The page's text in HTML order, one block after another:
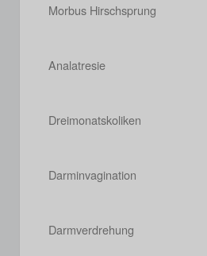
Morbus Hirschsprung
Analatresie
Dreimonatskoliken
Darminvagination
Darmverdrehung